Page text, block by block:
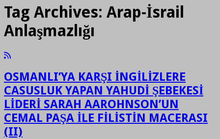
Tag Archives: Arap-İsrail
Anlaşmazlığı
OSMANLI’YA KARŞI İNGİLİZLERE
CASUSLUK YAPAN YAHUDİ ŞEBEKESİ
LİDERİ SARAH AAROHNSON’UN
CEMAL PAŞA İLE FİLİSTİN MACERASI
(II)